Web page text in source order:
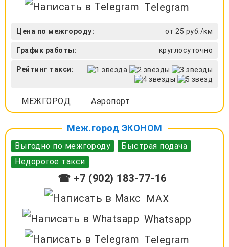
Telegram
Цена по межгороду: от 25 руб./км
График работы: круглосуточно
Рейтинг такси:
МЕЖГОРОД Аэропорт
Меж.город ЭКОНОМ
Выгодно по межгороду
Быстрая подача
Недорогое такси
☎ +7 (902) 183-77-16
MAX
Whatsapp
Telegram